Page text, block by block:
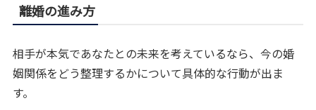
離婚の進み方
相手が本気であなたとの未来を考えているなら、今の婚
姻関係をどう整理するかについて具体的な行動が出ま
す。